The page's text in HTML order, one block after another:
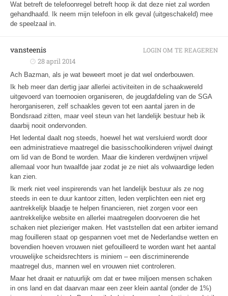
Wat betreft de telefoonregel betreft hoop ik dat deze niet zal worden
gehandhaafd. Ik neem mijn telefoon in elk geval (uitgeschakeld) mee
de speelzaal in.
vansteenis
28 april 2014
Ach Bazman, als je wat beweert moet je dat wel onderbouwen.
Ik heb meer dan dertig jaar allerlei activiteiten in de schaakwereld
uitgevoerd van toernooien organiseren, de jeugdafdeling van de SGA
herorganiseren, zelf schaakles geven tot een aantal jaren in de
Bondsraad zitten, maar veel steun van het landelijk bestuur heb ik
daarbij nooit ondervonden.
Het ledental daalt nog steeds, hoewel het wat versluierd wordt door
een administratieve maatregel die basisschoolkinderen vrijwel dwingt
om lid van de Bond te worden. Maar die kinderen verdwijnen vrijwel
allemaal voor hun twaalfde jaar zodat je ze niet als volwaardige leden
kan zien.
Ik merk niet veel inspirerends van het landelijk bestuur als ze nog
steeds in een te duur kantoor zitten, leden verplichten een niet erg
aantrekkelijk blaadje te helpen financieren, niet zorgen voor een
aantrekkelijke website en allerlei maatregelen doorvoeren die het
schaken niet plezieriger maken. Het vaststellen dat een arbiter iemand
mag fouilleren staat op gespannen voet met de Nederlandse wetten en
bovendien hoeven vrouwen niet gefouilleerd te worden want het aantal
vrouwelijke scheidsrechters is miniem – een discriminerende
maatregel dus, mannen wel en vrouwen niet controleren.
Maar het draait er natuurlijk om dat er twee miljoen mensen schaken
in ons land en dat daarvan maar een zeer klein aantal (onder de 1%)
LOGIN OM TE REAGEREN